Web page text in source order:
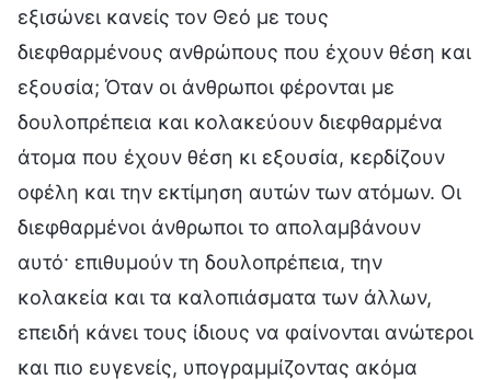
εξισώνει κανείς τον Θεό με τους
διεφθαρμένους ανθρώπους που έχουν θέση και
εξουσία; Όταν οι άνθρωποι φέρονται με
δουλοπρέπεια και κολακεύουν διεφθαρμένα
άτομα που έχουν θέση κι εξουσία, κερδίζουν
οφέλη και την εκτίμηση αυτών των ατόμων. Οι
διεφθαρμένοι άνθρωποι το απολαμβάνουν
αυτό· επιθυμούν τη δουλοπρέπεια, την
κολακεία και τα καλοπιάσματα των άλλων,
επειδή κάνει τους ίδιους να φαίνονται ανώτεροι
και πιο ευγενείς, υπογραμμίζοντας ακόμα